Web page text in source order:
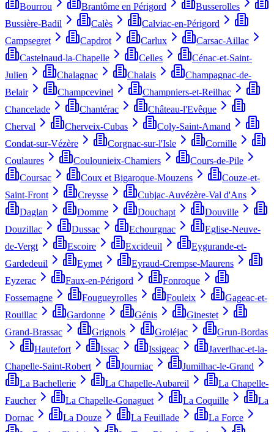
Bourrou
Brantôme en Périgord
Busserolles
Bussière-Badil
Calès
Calviac-en-Périgord
Campsegret
Capdrot Carlux
Carsac-Aillac
Castelnaud-la-Chapelle
Celles
Cénac-et-Saint-
Julien
Chalagnac Chalais
Champagnac-de-
Belair
Champcevinel
Champniers-et-Reilhac
Chancelade
Chantérac
Château-l'Evêque
Cherval
Cherveix-Cubas
Coly-Saint-Amand
Condat-sur-Vézère
Corgnac-sur-l'Isle
Cornille
Coulaures
Coulounieix-Chamiers
Cours-de-Pile
Coursac
Coux et Bigaroque-Mouzens
Couze-et-
Saint-Front
Creysse
Cubjac-Auvézère-Val d'Ans
Daglan
Domme Douchapt
Douville
Douzillac
Dussac Echourgnac
Eglise-Neuve-
de-Vergt
Escoire Excideuil
Eygurande-et-
Gardedeuil
Eymet
Eyraud-Crempse-Maurens
Eyzerac
Faux-en-Périgord
Fonroque
Fossemagne
Fougueyrolles Fouleix
Gageac-et-
Rouillac
Gardonne Génis
Ginestet
Grand-Brassac
Grignols Groléjac
Grun-Bordas
Hautefort
Issac Issigeac
Javerlhac-et-la-
Chapelle-Saint-Robert
Journiac
Jumilhac-le-Grand
La Bachellerie
La Chapelle-Aubareil
La Chapelle-
Faucher
La Chapelle-Gonaguet La Coquille
La
Dornac
La Douze La Feuillade
La Force